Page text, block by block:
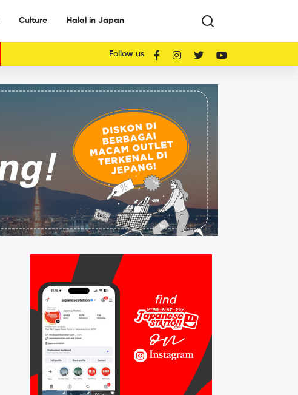
Culture Halal in Japan
Follow us